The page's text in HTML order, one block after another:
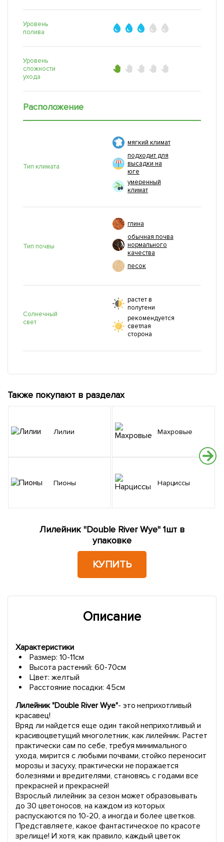
Уровень
полива
Уровень
сложности
ухода
Расположение
Тип климата
мягкий климат
подходит для
высадки на
юге
умеренный
климат
Тип почвы
глина
обычная почва
нормального
качества
песок
Солнечный
свет
растет в
полутени
рекомендуется
светлая
сторона
Также покупают в разделах
Лилии
Пионы
Махровые
Нарциссы
Лилейник "Double River Wye" 1шт в
упаковке
КУПИТЬ
Описание
Характеристики
Размер: 10-11см
Высота растений: 60-70см
Цвет: желтый
Расстояние посадки: 45см
Лилейник "Double River Wye"- это неприхотливый
красавец!
Вряд ли найдется еще один такой неприхотливый и
красивоцветущий многолетник, как лилейник. Растет
практически сам по себе, требуя минимального
ухода, мирится с любыми почвами, стойко переносит
морозы и засуху, практически не поражается
болезнями и вредителями, становясь с годами все
прекрасней и прекрасней!
Взрослый лилейник за сезон может образовывать
до 30 цветоносов, на каждом из которых
распускаются по 10-20, а иногда и более цветков.
Представляете, какое фантастическое по красоте
зрелище! И хотя, как правило, каждый цветок